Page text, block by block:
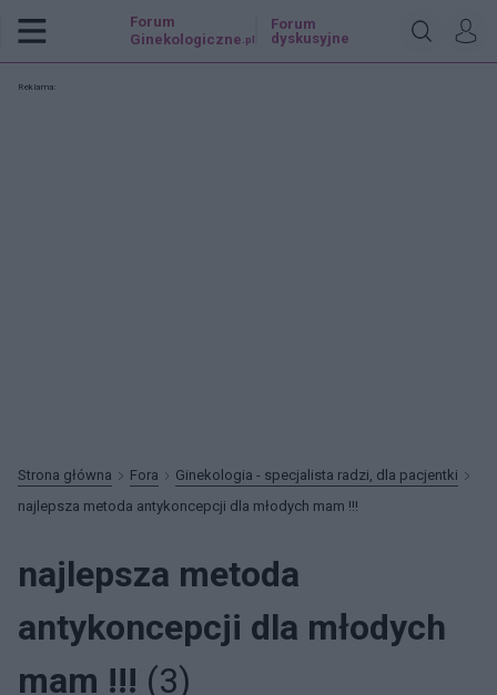
Forum
Ginekologiczne .pl
Forum
dyskusyjne
Reklama:
Strona główna Fora
Ginekologia - specjalista radzi, dla pacjentki
najlepsza metoda antykoncepcji dla młodych mam !!!
najlepsza metoda
antykoncepcji dla młodych
mam !!! (3)